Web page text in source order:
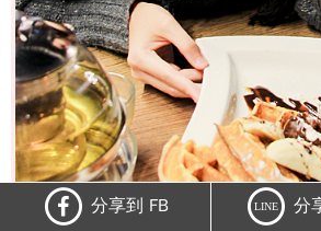
分享到 FB LINE 分